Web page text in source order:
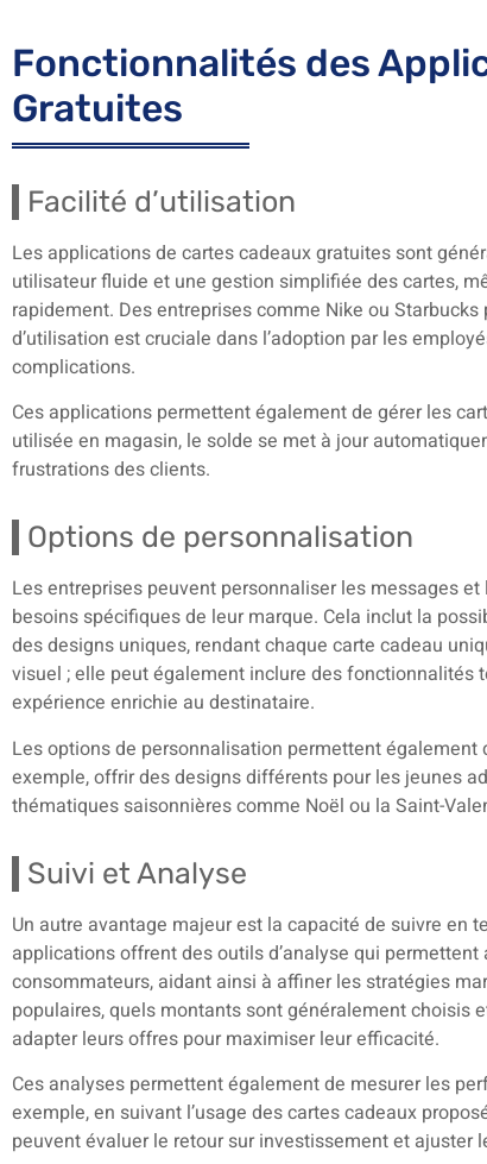
Fonctionnalités des
Gratuites
Facilité d’utilisation
Les applications de cartes cadeaux gratuites sont
utilisateur fluide et une gestion simplifiée des cartes,
rapidement. Des entreprises comme Nike ou
d’utilisation est cruciale dans l’adoption par les
complications.
Ces applications permettent également de gérer les
utilisée en magasin, le solde se met à jour
frustrations des clients.
Options de personnalisation
Les entreprises peuvent personnaliser les messages
besoins spécifiques de leur marque. Cela inclut la
des designs uniques, rendant chaque carte cadeau
visuel ; elle peut également inclure des fonctionnalités
expérience enrichie au destinataire.
Les options de personnalisation permettent
exemple, offrir des designs différents pour les jeunes
thématiques saisonnières comme Noël ou la Saint-
Suivi et Analyse
Un autre avantage majeur est la capacité de suivre en
applications offrent des outils d’analyse qui
consommateurs, aidant ainsi à affiner les stratégies
populaires, quels montants sont généralement choisis
adapter leurs offres pour maximiser leur efficacité.
Ces analyses permettent également de mesurer les
exemple, en suivant l’usage des cartes cadeaux
peuvent évaluer le retour sur investissement et ajuster